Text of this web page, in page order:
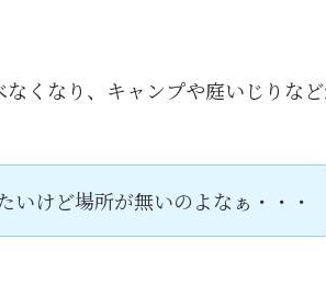
くなり、キャンプや庭いじりなど
いけど場所が無いのよなぁ・・・